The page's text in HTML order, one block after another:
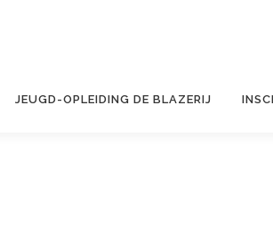
JEUGD-OPLEIDING DE BLAZERIJ